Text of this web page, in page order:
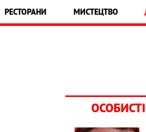
РЕСТОРАНИ МИСТЕЦТВО